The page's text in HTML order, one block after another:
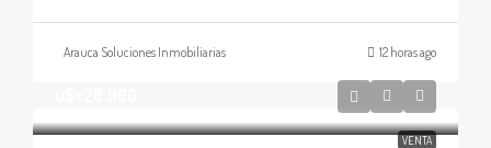
Arauca Soluciones Inmobiliarias 12 horas ago
VENTA